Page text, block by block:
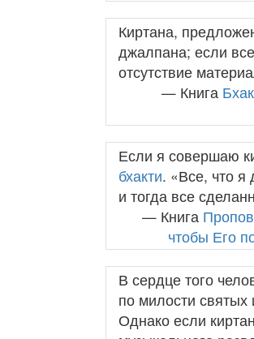
Киртана,
джалпана; если
отсутствие
— Книга
Если я совершаю
бхакти. «Все, что я
и тогда все
— Книга
чтобы Его
В сердце того
по милости святых
Однако если